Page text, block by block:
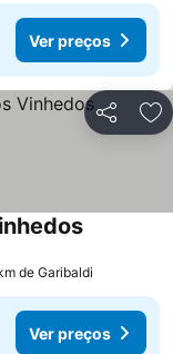
Ver preços
Partilhar
de Garibaldi
Ver preços